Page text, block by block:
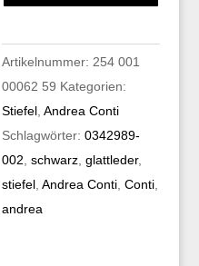
Artikelnummer: 254 001
00062 59 Kategorien:
Stiefel ,Andrea Conti
Schlagwörter:0342989-
002 ,schwarz ,glattleder,
stiefel ,Andrea Conti ,Conti
andrea